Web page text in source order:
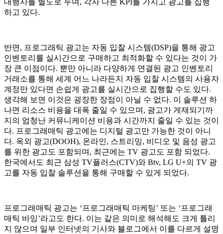
하고 있다.
반면, 프로그래틱 광고는 자동 입찰 시스템(DSP)을 통해 광고
인벤토리를 실시간으로 구매하고 최적화할 수 있다는 것이 가
장 큰 이점이다. 뿐만 아니라 다양하게 연결된 광고 인벤토리
거래소를 통해 세계 어느 나라든지 자동 입찰 시스템의 사용자
계정만 있다면 손쉽게 광고를 실시간으로 집행할 수도 있다.
생각해 보면 이것은 굉장한 장점이 아닐 수 없다. 이 솔루션 하
나면 리소스 비용을 대폭 줄일 수 있으며, 광고가 게재되기까
지의 엄청난 커뮤니케이션 비용과 시간까지 줄일 수 있는 것이
다. 프로그래매틱 광고에는 디지털 광고만 가능한 것이 아니
다. 옥외 광고(DOOH), 온라인, 스트리밍, 비디오 및 음성 광고
를 위한 광고도 포함되며, 최근에는 TV 광고도 포함 되었다.
한국에서도 최근 삼성 TV플러스(CTV)와 Btv, LG U+의 TV 광
고를 자동 입찰 솔루션을 통해 구매할 수 있게 되었다.
프로그래매틱 광고는 ‘프로그래매틱 마케팅’ 또는 ‘프로그래
매틱 바잉’라고도 한다. 이는 같은 의미로 해석해도 크게 틀리
지 않으며 일부 인터넷의 기사와 블로그에서 이를 다르게 설명